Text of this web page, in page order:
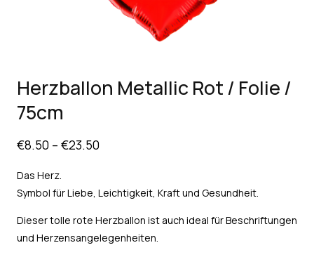
Herzballon Metallic Rot / Folie /
75cm
€8.50 – €23.50
Das Herz.
Symbol für Liebe, Leichtigkeit, Kraft und Gesundheit.
Dieser tolle rote Herzballon ist auch ideal für Beschriftungen
und Herzensangelegenheiten.